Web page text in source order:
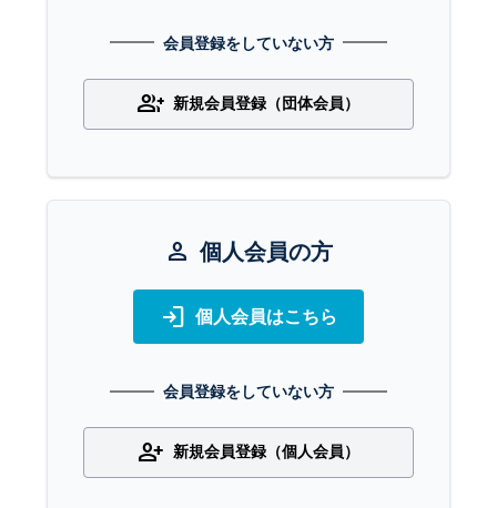
会員登録をしていない方
group_add 新規会員登録（団体会員）
person 個人会員の方
login 個人会員はこちら
会員登録をしていない方
person_add 新規会員登録（個人会員）